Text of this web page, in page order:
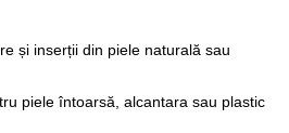
și inserții din piele naturală sau
piele întoarsă, alcantara sau plastic